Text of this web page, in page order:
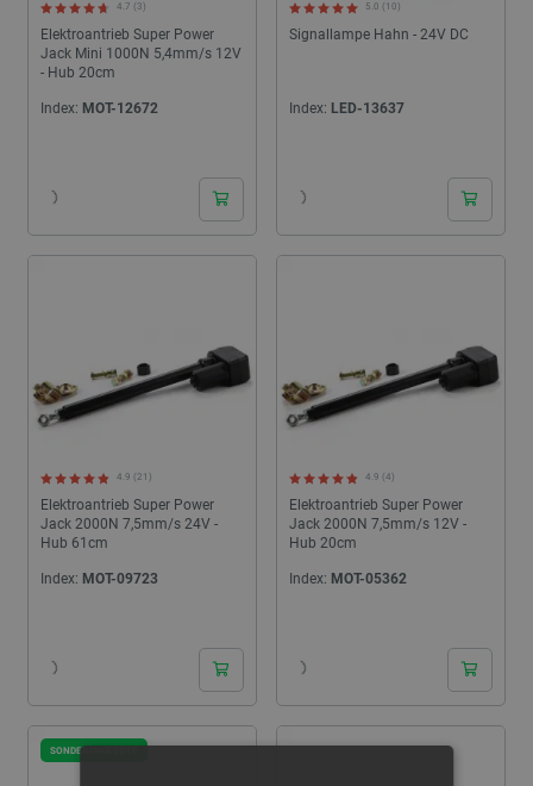
Elektroantrieb Super Power
Jack Mini 1000N 5,4mm/s 12V
- Hub 20cm
4.7 (3)
Index: MOT-12672
Signallampe Hahn - 24V DC
5.0 (10)
Index: LED-13637
Elektroantrieb Super Power
Jack 2000N 7,5mm/s 24V -
Hub 61cm
4.9 (21)
Index: MOT-09723
Elektroantrieb Super Power
Jack 2000N 7,5mm/s 12V -
Hub 20cm
4.9 (4)
Index: MOT-05362
SONDERANGEBOTE